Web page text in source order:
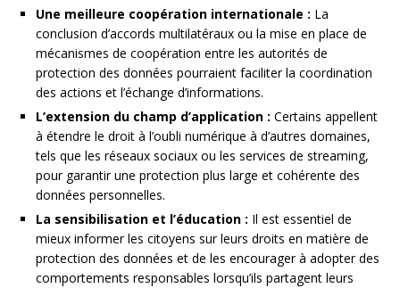
Une meilleure coopération internationale : La
conclusion d’accords multilatéraux ou la mise en place de
mécanismes de coopération entre les autorités de
protection des données pourraient faciliter la coordination
des actions et l’échange d’informations.
L’extension du champ d’application : Certains appellent
à étendre le droit à l’oubli numérique à d’autres domaines,
tels que les réseaux sociaux ou les services de streaming,
pour garantir une protection plus large et cohérente des
données personnelles.
La sensibilisation et l’éducation : Il est essentiel de
mieux informer les citoyens sur leurs droits en matière de
protection des données et de les encourager à adopter des
comportements responsables lorsqu’ils partagent leurs